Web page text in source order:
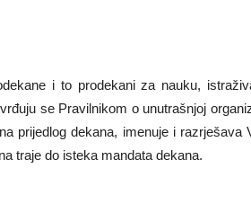
i to prodekani za nauku,
se Pravilnikom o unutrašnjoj
prijedlog dekana, imenuje i razrješava
traje do isteka mandata dekana.